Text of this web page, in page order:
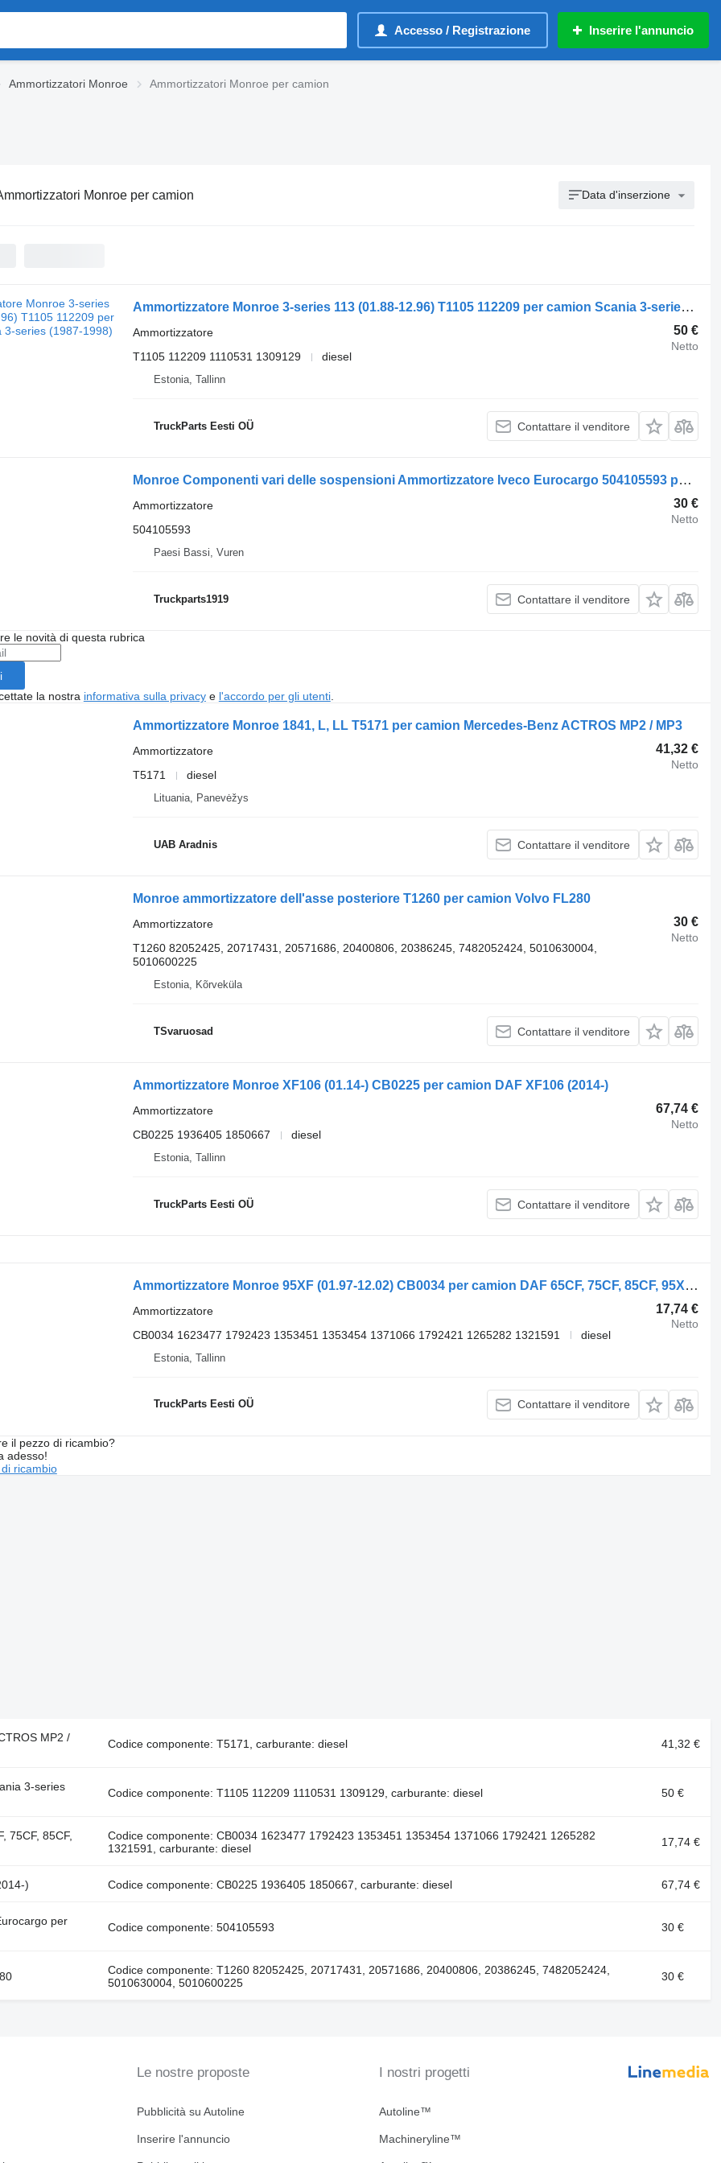
Accesso / Registrazione Inserire l'annuncio
Ammortizzatori Monroe Ammortizzatori Monroe per camion
Monroe per camion Data d'inserzione
Ammortizzatore Monroe 3-series 113 (01.88-12.96) T1105 112209 per camion Scania 3-series (1987-1998)
50 €
Netto
Ammortizzatore
T1105 112209 1110531 1309129
diesel
Estonia, Tallinn
TruckParts Eesti OÜ Contattare il venditore
Monroe Componenti vari delle sospensioni Ammortizzatore Iveco Eurocargo 504105593 per camion
30 €
Netto
Ammortizzatore
504105593
Paesi Bassi, Vuren
Truckparts1919 Contattare il venditore
le novità di questa rubrica
la nostra informativa sulla privacye l'accordo per gli utenti.
Ammortizzatore Monroe 1841, L, LL T5171 per camion Mercedes-Benz ACTROS MP2 / MP3
41,32 €
Netto
Ammortizzatore
T5171
diesel
Lituania, Panevėžys
UAB Aradnis Contattare il venditore
Monroe ammortizzatore dell'asse posteriore T1260 per camion Volvo FL280
30 €
Netto
Ammortizzatore
T1260 82052425, 20717431, 20571686, 20400806, 20386245, 7482052424, 5010630004,
5010600225
Estonia, Kõrveküla
TSvaruosad Contattare il venditore
Ammortizzatore Monroe XF106 (01.14-) CB0225 per camion DAF XF106 (2014-)
67,74 €
Netto
Ammortizzatore
CB0225 1936405 1850667
diesel
Estonia, Tallinn
TruckParts Eesti OÜ Contattare il venditore
Ammortizzatore Monroe 95XF (01.97-12.02) CB0034 per camion DAF 65CF, 75CF, 85CF, 95XF (1997-2002)
17,74 €
Netto
Ammortizzatore
CB0034 1623477 1792423 1353451 1353454 1371066 1792421 1265282 1321591
diesel
Estonia, Tallinn
TruckParts Eesti OÜ Contattare il venditore
il pezzo di ricambio?
adesso!
ricambio
MP2 /
Codice componente: T5171, carburante: diesel 41,32 €
3-series
Codice componente: T1105 112209 1110531 1309129, carburante: diesel 50 €
75CF, 85CF,
Codice componente: CB0034 1623477 1792423 1353451 1353454 1371066 1792421 1265282
1321591, carburante: diesel
17,74 €
) Codice componente: CB0225 1936405 1850667, carburante: diesel 67,74 €
per
Codice componente: 504105593 30 €
Codice componente: T1260 82052425, 20717431, 20571686, 20400806, 20386245, 7482052424,
5010630004, 5010600225
30 €
Le nostre proposte
Pubblicità su Autoline
Inserire l'annuncio
I nostri progetti
Autoline™
Machineryline™